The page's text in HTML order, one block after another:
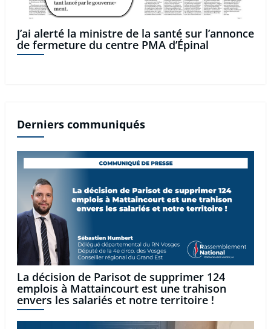
J’ai alerté la ministre de la santé sur l’annonce
de fermeture du centre PMA d’Épinal
Derniers communiqués
La décision de Parisot de supprimer 124
emplois à Mattaincourt est une trahison
envers les salariés et notre territoire !